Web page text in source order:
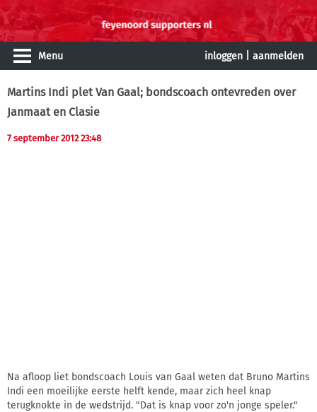
Menu inloggen aanmelden
Martins Indi plet Van Gaal; bondscoach ontevreden over
Janmaat en Clasie
7 september 2012 23:48
Na afloop liet bondscoach Louis van Gaal weten dat Bruno Martins
Indi een moeilijke eerste helft kende, maar zich heel knap
terugknokte in de wedstrijd. "Dat is knap voor zo'n jonge speler."